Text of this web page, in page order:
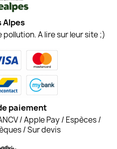
Alpes
pollution. A lire sur leur site ;)
paiement
/ Apple Pay / Espèces /
/ Sur devis